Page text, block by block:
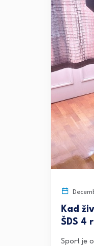
Kad
ŠDS 4
Sport je